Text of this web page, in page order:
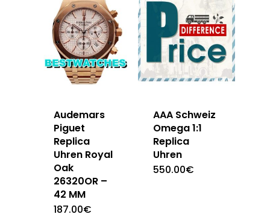
Audemars
Piguet
Replica
Uhren Royal
Oak
26320OR –
42 MM
187.00€
AAA Schweiz
Omega 1:1
Replica
Uhren
550.00€